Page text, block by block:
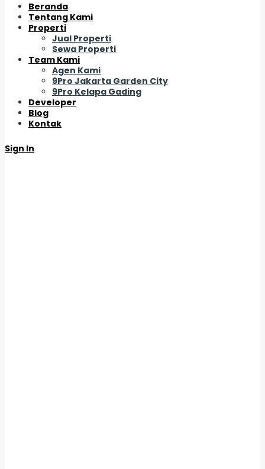
Beranda
Tentang Kami
Properti
Jual Properti
Sewa Properti
Team Kami
Agen Kami
9Pro Jakarta Garden City
9Pro Kelapa Gading
Developer
Blog
Kontak
Sign In